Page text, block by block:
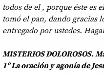
todos de el , porque éste es
tomó el pan, dando gracias
entregado por ustedes.
MISTERIOS DOLOROSOS.
1º La oración y agonía de